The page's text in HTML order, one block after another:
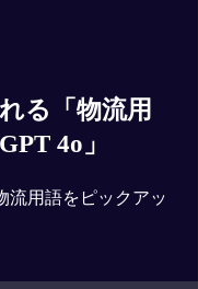
る「物流用
4o」
流用語をピックアッ